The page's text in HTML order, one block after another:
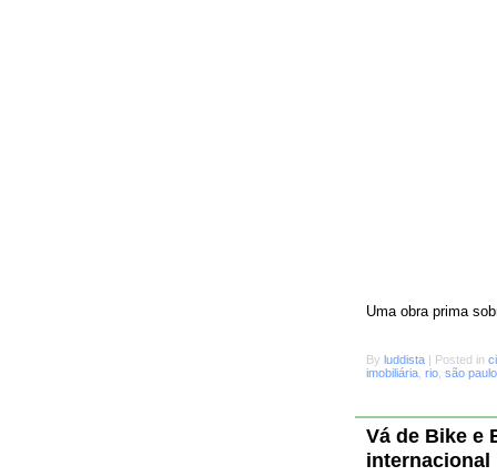
Uma obra prima
By luddista | Posted in
imobiliária rio são paulo
Vá de Bike e
internacional